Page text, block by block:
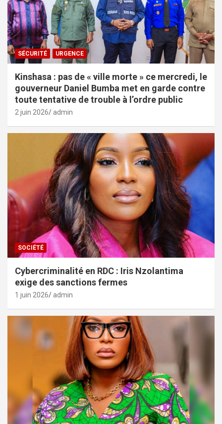
SÉCURITÉ URGENCE
Kinshasa : pas de « ville morte » ce mercredi, le
gouverneur Daniel Bumba met en garde contre
toute tentative de trouble à l’ordre public
2 juin 2026 admin
SOCIÉTÉ
Cybercriminalité en RDC : Iris Nzolantima
exige des sanctions fermes
1 juin 2026 admin